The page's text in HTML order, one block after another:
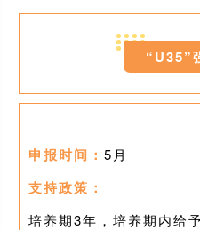
“U35”
申报时间： 5月
支持政策：
培养期3年，培养期内给